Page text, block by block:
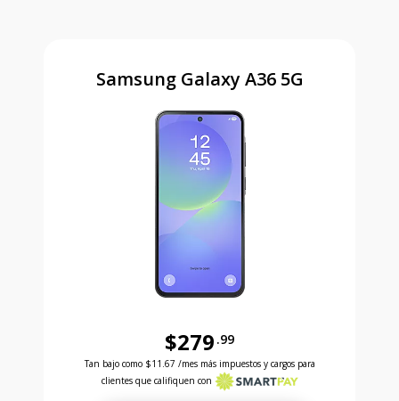
Samsung Galaxy A36 5G
$279 .99
Antes el precio era 279 dollars and 99 cents
Tan bajo como $11.67 /mes más impuestos y cargos para
clientes que califiquen con